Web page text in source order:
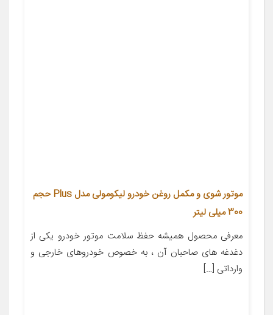
موتور شوی و مکمل روغن خودرو لیکومولی مدل Plus حجم
300 میلی لیتر
معرفی محصول همیشه حفظ سلامت موتور خودرو یکی از
دغدغه های صاحبان آن ، به خصوص خودروهای خارجی و
وارداتی […]